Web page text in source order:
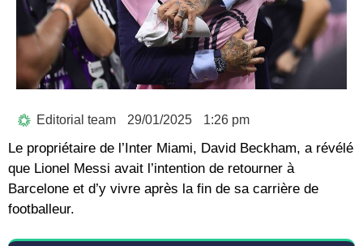
Editorial team 29/01/2025 1:26 pm
Le propriétaire de l’Inter Miami, David Beckham, a révélé
que Lionel Messi avait l’intention de retourner à
Barcelone et d’y vivre après la fin de sa carrière de
footballeur.